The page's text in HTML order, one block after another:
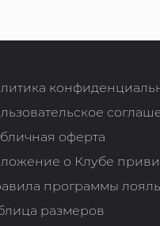
оферта
о Клубе
программы
размеров